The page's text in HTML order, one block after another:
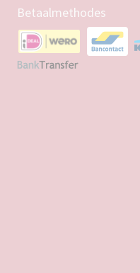
Betaalmethodes